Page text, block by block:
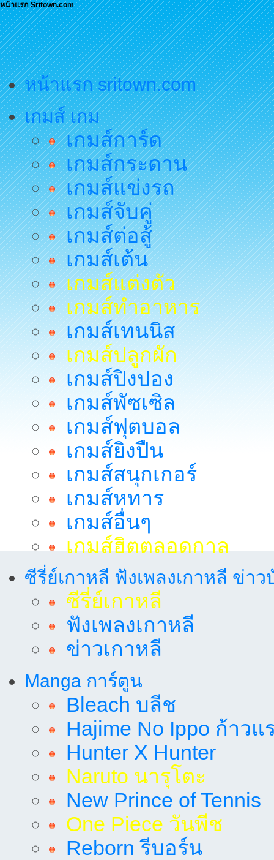
หน้าแรก Sritown.com
หน้าแรก sritown.com
เกมส์ เกม
เกมส์การ์ด
เกมส์กระดาน
เกมส์แข่งรถ
เกมส์จับคู่
เกมส์ต่อสู้
เกมส์เต้น
เกมส์แต่งตัว
เกมส์ทำอาหาร
เกมส์เทนนิส
เกมส์ปลูกผัก
เกมส์ปิงปอง
เกมส์พัซเซิล
เกมส์ฟุตบอล
เกมส์ยิงปืน
เกมส์สนุกเกอร์
เกมส์หทาร
เกมส์อื่นๆ
เกมส์ฮิตตลอดกาล
ซีรี่ย์เกาหลี ฟังเพลงเกาหลี ข่าว
ซีรี่ย์เกาหลี
ฟังเพลงเกาหลี
ข่าวเกาหลี
Manga การ์ตูน
Bleach บลีช
Hajime No Ippo ก้าวแ
Hunter X Hunter
Naruto นารุโตะ
New Prince of Tennis
One Piece วันพีช
Reborn รีบอร์น